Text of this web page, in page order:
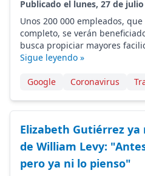
Publicado el lunes, 27 de julio
Unos 200 000 empleados,
completo, se verán
busca propiciar mayores
Sigue leyendo »
Google Coronavirus
Elizabeth Gutiérrez
de William Levy:
pero ya ni lo pienso"